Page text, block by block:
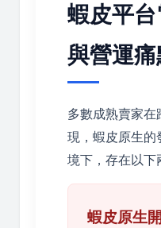
蝦皮平
與營運
多數成熟賣家在
現，蝦皮原生的
境下，存在以下
蝦皮原生